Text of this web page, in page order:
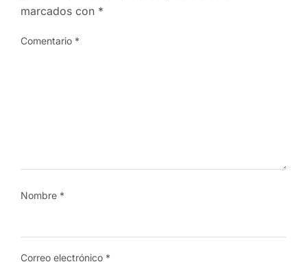
marcados con *
Comentario *
Nombre *
Correo electrónico *